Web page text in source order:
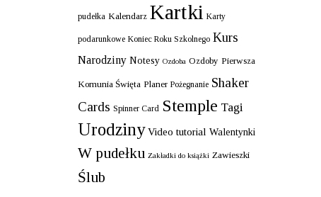
pudełka Kalendarz Kartki Karty
podarunkowe Koniec Roku Szkolnego Kurs
Narodziny Notesy Ozdoba Ozdoby Pierwsza
Komunia Święta Planer Pożegnanie Shaker
Cards Spinner Card Stemple Tagi
Urodziny Video tutorial Walentynki
W pudełku Zakładki do książki Zawieszki
Ślub